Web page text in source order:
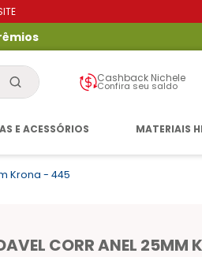
Cashback Nichele
Confira seu saldo
E ACESSÓRIOS MATERIAIS
Krona - 445
CORR ANEL 25MM